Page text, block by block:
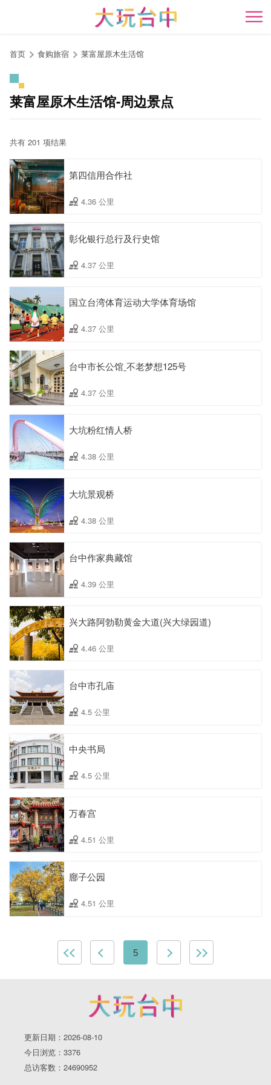
开
首页 食购旅宿 莱富屋原木生活馆
莱富屋原木生活馆-周边景点
共有 201 项结果
第四信用合作社
4.36 公里
彰化银行总行及行史馆
4.37 公里
国立台湾体育运动大学体育场馆
4.37 公里
台中市长公馆ˍ不老梦想125号
4.37 公里
大坑粉红情人桥
4.38 公里
大坑景观桥
4.38 公里
台中作家典藏馆
4.39 公里
兴大路阿勃勒黄金大道(兴大绿园道)
4.46 公里
台中市孔庙
4.5 公里
中央书局
4.5 公里
万春宫
4.51 公里
廍子公园
4.51 公里
5
更新日期：2026-08-10
今日浏览：3376
总访客数：24690952